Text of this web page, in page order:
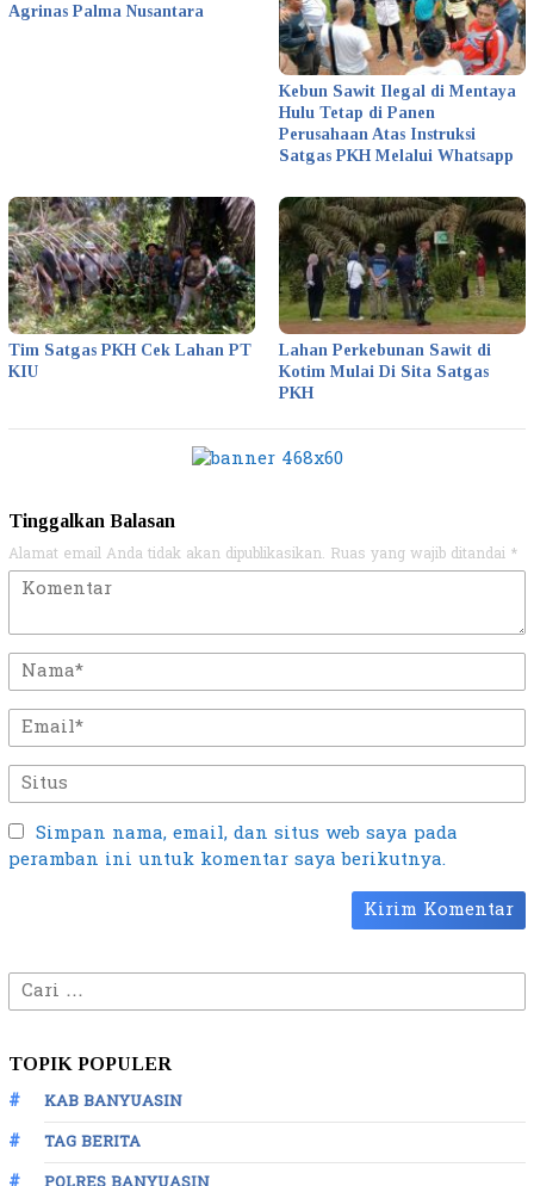
Agrinas Palma Nusantara
Kebun Sawit Ilegal di Mentaya
Hulu Tetap di Panen
Perusahaan Atas Instruksi
Satgas PKH Melalui Whatsapp
Tim Satgas PKH Cek Lahan PT
KIU
Lahan Perkebunan Sawit di
Kotim Mulai Di Sita Satgas
PKH
Tinggalkan Balasan
Alamat email Anda tidak akan dipublikasikan. Ruas yang wajib ditandai *
Simpan nama, email, dan situs web saya pada
peramban ini untuk komentar saya berikutnya.
Cari
untuk:
TOPIK POPULER
KAB BANYUASIN
TAG BERITA